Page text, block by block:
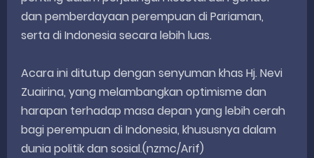
dan pemberdayaan perempuan di Pariaman,
serta di Indonesia secara lebih luas.
Acara ini ditutup dengan senyuman khas Hj. Nevi
Zuairina, yang melambangkan optimisme dan
harapan terhadap masa depan yang lebih cerah
bagi perempuan di Indonesia, khususnya dalam
dunia politik dan sosial.(nzmc/Arif)